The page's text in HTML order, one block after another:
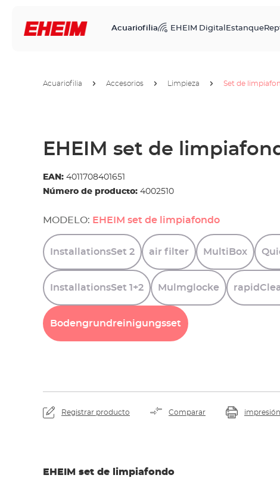
Acuariofilia EHEIM Digital Estanque
Acuariofilia Accesorios Limpieza Set de
EHEIM set de
EAN: 4011708401651
Número de producto: 4002510
MODELO: EHEIM set de limpiafondo
InstallationsSet 2 air filter MultiBox
InstallationsSet 1+2 Mulmglocke
Bodengrundreinigungsset
Registrar producto Comparar impresión
EHEIM set de limpiafondo